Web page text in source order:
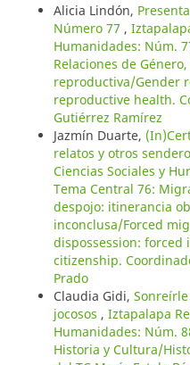
Alicia Lindón,
Número 77 ,
Humanidades: Núm.
Relaciones de
reproductiva/Gender
reproductive health.
Gutiérrez Ramírez
Jazmín Duarte,
relatos y otros
Ciencias Sociales y
Tema Central 76:
despojo: itinerancia
inconclusa/Forced
dispossession:
citizenship.
Prado
Claudia Gidi,
jocosos , Iztapalapa
Humanidades: Núm.
Historia y Cultura/